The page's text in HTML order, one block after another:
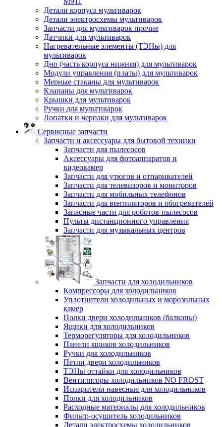
Детали корпуса мультиварок
Детали электросхемы мультиварок
Запчасти для мультиварок прочие
Датчики для мультиварок
Нагревательные элементы (ТЭНы) для
мультиварок
Дно (часть корпуса нижняя) для мультиварок
Модули управления (платы) для мультиварок
Мерные стаканы для мультиварок
Клапаны для мультиварок
Крышки для мультиварок
Ручки для мультиварок
Лопатки и черпаки для мультиварок
Сервисные запчасти
Запчасти и аксессуары для бытовой техники
Запчасти для пылесосов
Аксессуары для фотоаппаратов и
видеокамер
Запчасти для утюгов и отпаривателей
Запчасти для телевизоров и мониторов
Запчасти для мобильных телефонов
Запчасти для вентиляторов и обогревателей
Запасные части для роботов-пылесосов
Пульты дистанционного управления
Запчасти для музыкальных центров
Запчасти для холодильников
Компрессоры для холодильников
Уплотнители холодильных и морозильных
камер
Полки двери холодильников (балконы)
Ящики для холодильников
Терморегуляторы для холодильников
Панели ящиков холодильников
Ручки для холодильников
Петли двери холодильников
ТЭНы оттайки для холодильников
Вентиляторы холодильников NO FROST
Испарители навесные для холодильников
Полки для холодильников
Расходные материалы для холодильников
Фильтр-осушитель холодильников
Детали электросхемы холодильников